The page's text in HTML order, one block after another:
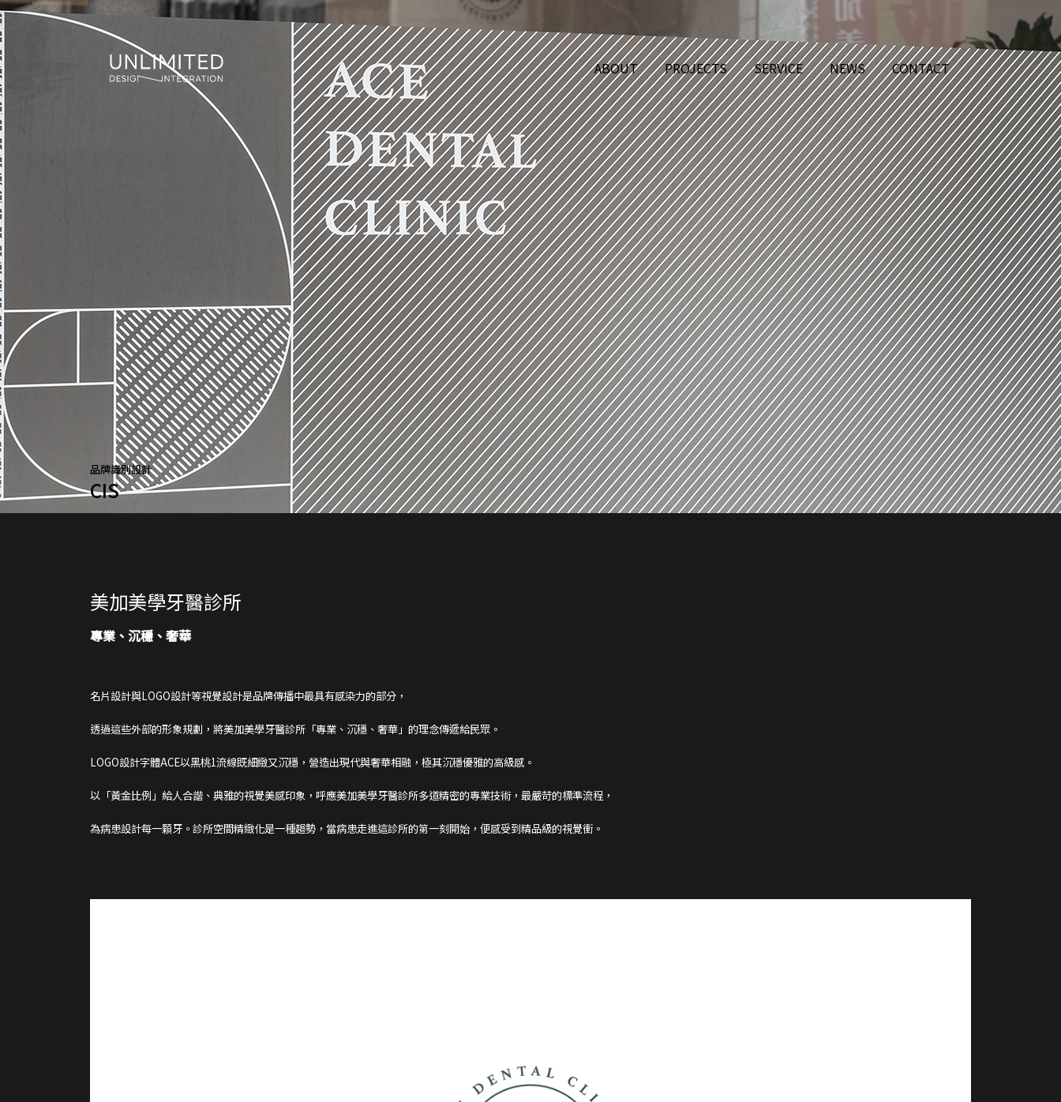
ABOUT PROJECTS SERVICE NEWS CONTACT
品牌識別設計
CIS
美加美學牙醫診所
專業、沉穩、奢華
名片設計與LOGO設計等視覺設計是品牌傳播中最具有感染力的部分，
透過這些外部的形象規劃，將美加美學牙醫診所「專業、沉穩、奢華」的理念傳遞給民眾。
LOGO設計字體ACE以黑桃1流線既細緻又沉穩，營造出現代與奢華相融，極其沉穩優雅的高級感。
以「黃金比例」給人合諧、典雅的視覺美感印象，呼應美加美學牙醫診所多道精密的專業技術，最嚴苛的標準流程，
為病患設計每一顆牙。診所空間精緻化是一種趨勢，當病患走進這診所的第一刻開始，便感受到精品級的視覺衝。